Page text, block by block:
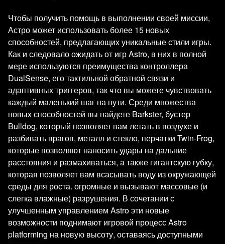
Чтобы получить помощь в выполнении своей миссии,
Астро может использовать более 15 новых
способностей, предлагающих уникальные стили игры.
Как и следовало ожидать от игр Astro, в них в полной
мере используются преимущества контроллера
DualSense, его тактильной обратной связи и
адаптивных триггеров, так что вы можете чувствовать
каждый маленький шаг на пути. Среди множества
новых способностей вы найдете Barkster, бустер
Bulldog, который позволяет вам летать в воздухе и
разбивать врагов, металл и стекло, перчатки Twin-Frog,
которые позволяют наносить удары на дальние
расстояния и размахиваться, а также гигантскую губку,
которая позволяет вам всасывать воду из окружающей
среды для роста. огромные и вызывают массовые (и
слегка влажные) разрушения. В сочетании с
улучшенным управлением Astro эти новые
возможности поднимают игровой процесс Astro
platforming на новую высоту, оставаясь доступными